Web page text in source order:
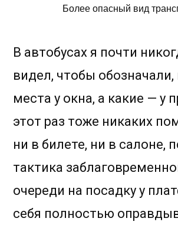
Более опасный вид
В автобусах я почти
видел, чтобы обозначали,
места у окна, а какие — у
этот раз тоже никаких
ни в билете, ни в салоне,
тактика
очереди на посадку у
себя полностью